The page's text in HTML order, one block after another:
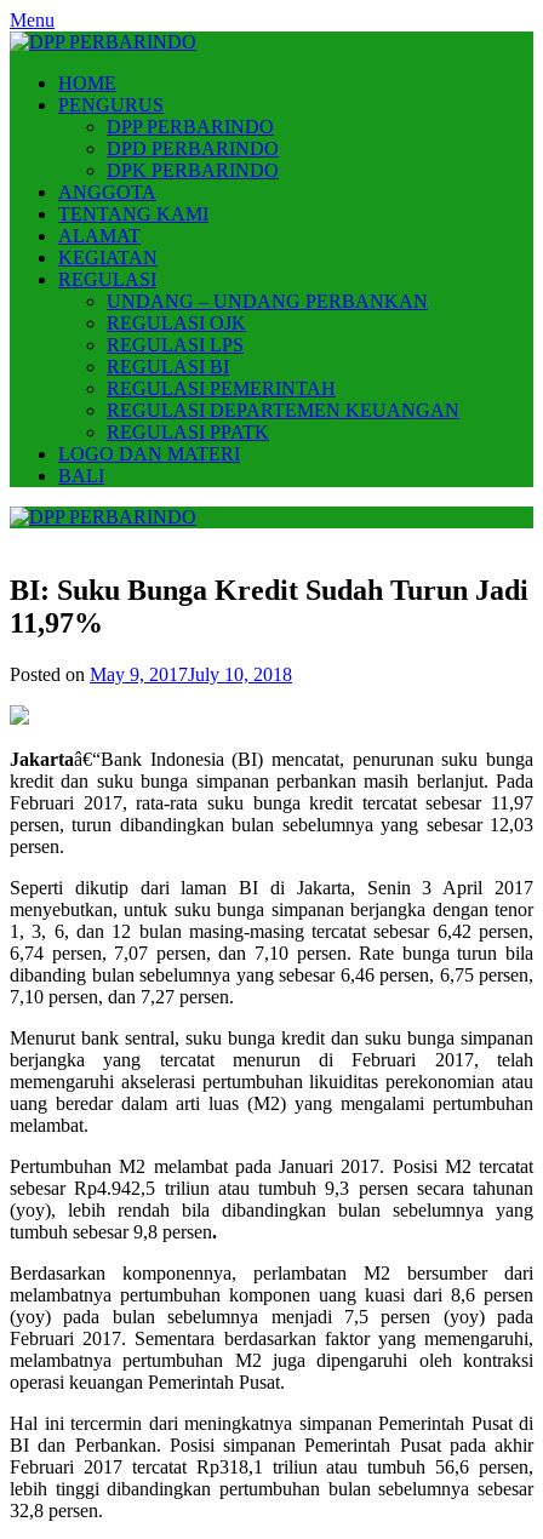
Skip
to
Menu
HOME
PENGURUS
DPP PERBARINDO
DPD PERBARINDO
DPK PERBARINDO
ANGGOTA
TENTANG KAMI
ALAMAT
KEGIATAN
REGULASI
UNDANG – UNDANG PERBANKAN
REGULASI OJK
REGULASI LPS
REGULASI BI
REGULASI PEMERINTAH
REGULASI DEPARTEMEN KEUANGAN
REGULASI PPATK
LOGO DAN MATERI
BALI
BI: Suku Bunga Kredit Sudah Turun Jadi
11,97%
Posted on May 9, 2017July 10, 2018
Jakartaâ€“Bank Indonesia (BI) mencatat, penurunan suku bunga
kredit dan suku bunga simpanan perbankan masih berlanjut. Pada
Februari 2017, rata-rata suku bunga kredit tercatat sebesar 11,97
persen, turun dibandingkan bulan sebelumnya yang sebesar 12,03
persen.
Seperti dikutip dari laman BI di Jakarta, Senin 3 April 2017
menyebutkan, untuk suku bunga simpanan berjangka dengan tenor
1, 3, 6, dan 12 bulan masing-masing tercatat sebesar 6,42 persen,
6,74 persen, 7,07 persen, dan 7,10 persen. Rate bunga turun bila
dibanding bulan sebelumnya yang sebesar 6,46 persen, 6,75 persen,
7,10 persen, dan 7,27 persen.
Menurut bank sentral, suku bunga kredit dan suku bunga simpanan
berjangka yang tercatat menurun di Februari 2017, telah
memengaruhi akselerasi pertumbuhan likuiditas perekonomian atau
uang beredar dalam arti luas (M2) yang mengalami pertumbuhan
melambat.
Pertumbuhan M2 melambat pada Januari 2017. Posisi M2 tercatat
sebesar Rp4.942,5 triliun atau tumbuh 9,3 persen secara tahunan
(yoy), lebih rendah bila dibandingkan bulan sebelumnya yang
tumbuh sebesar 9,8 persen.
Berdasarkan komponennya, perlambatan M2 bersumber dari
melambatnya pertumbuhan komponen uang kuasi dari 8,6 persen
(yoy) pada bulan sebelumnya menjadi 7,5 persen (yoy) pada
Februari 2017. Sementara berdasarkan faktor yang memengaruhi,
melambatnya pertumbuhan M2 juga dipengaruhi oleh kontraksi
operasi keuangan Pemerintah Pusat.
Hal ini tercermin dari meningkatnya simpanan Pemerintah Pusat di
BI dan Perbankan. Posisi simpanan Pemerintah Pusat pada akhir
Februari 2017 tercatat Rp318,1 triliun atau tumbuh 56,6 persen,
lebih tinggi dibandingkan pertumbuhan bulan sebelumnya sebesar
32,8 persen.